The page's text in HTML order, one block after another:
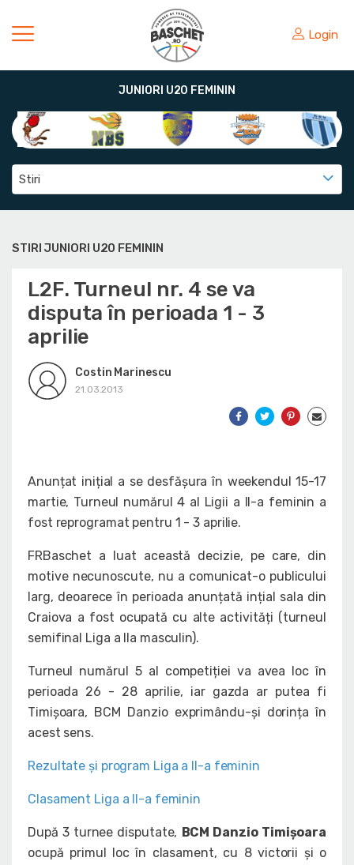
Login
JUNIORI U20 FEMININ
Stiri
STIRI JUNIORI U20 FEMININ
L2F. Turneul nr. 4 se va
disputa în perioada 1 - 3
aprilie
Costin Marinescu
21.03.2013
Anunțat inițial a se desfășura în weekendul 15-17
martie, Turneul numărul 4 al Ligii a II-a feminin a
fost reprogramat pentru 1 - 3 aprilie.
FRBaschet a luat această decizie, pe care, din
motive necunoscute, nu a comunicat-o publicului
larg, deoarece în perioada anunțată ințial sala din
Craiova a fost ocupată cu alte activități (turneul
semifinal Liga a IIa masculin).
Turneul numărul 5 al competiției va avea loc în
perioada 26 - 28 aprilie, iar gazda ar putea fi
Timișoara, BCM Danzio exprimându-și dorința în
acest sens.
Rezultate și program Liga a II-a feminin
Clasament Liga a II-a feminin
După 3 turnee disputate, BCM Danzio Timișoara
ocupă primul loc în clasament, cu 8 victorii și o